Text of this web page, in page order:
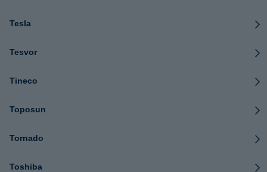
Tesla
Tesvor
Tineco
Toposun
Tornado
Toshiba